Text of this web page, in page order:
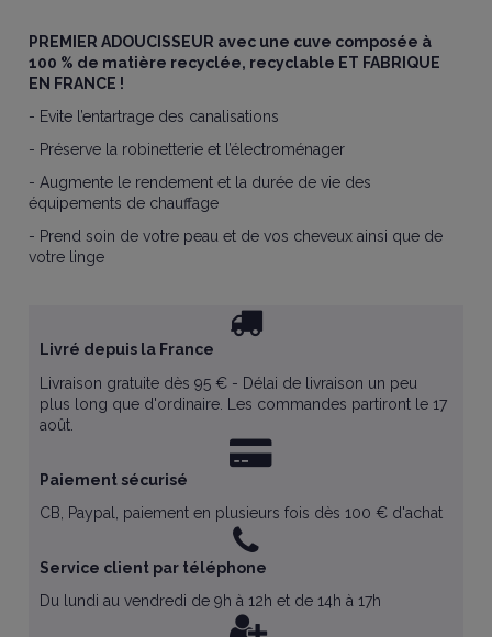
PREMIER ADOUCISSEUR avec une cuve composée à
100 % de matière recyclée, recyclable ET FABRIQUE
EN FRANCE !
- Evite l’entartrage des canalisations
- Préserve la robinetterie et l’électroménager
- Augmente le rendement et la durée de vie des
équipements de chauffage
- Prend soin de votre peau et de vos cheveux ainsi que de
votre linge
Livré depuis la France
Livraison gratuite dès 95 € - Délai de livraison un peu
plus long que d'ordinaire. Les commandes partiront le 17
août.
Paiement sécurisé
CB, Paypal, paiement en plusieurs fois dès 100 € d'achat
Service client par téléphone
Du lundi au vendredi de 9h à 12h et de 14h à 17h